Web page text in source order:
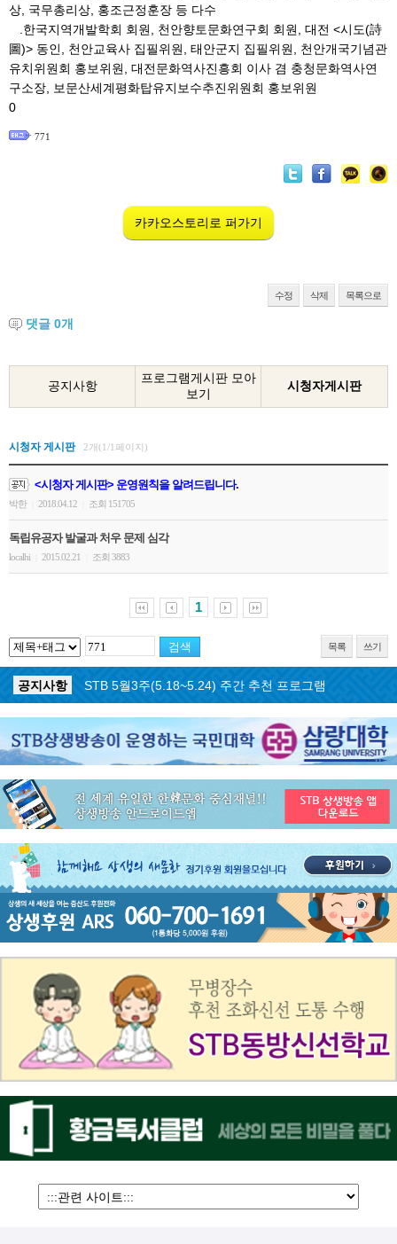
상, 국무총리상, 홍조근정훈장 등 다수
.한국지역개발학회 회원, 천안향토문화연구회 회원, 대전 <시도(詩
圖)> 동인, 천안교육사 집필위원, 태안군지 집필위원, 천안개국기념관
유치위원회 홍보위원, 대전문화역사진흥회 이사 겸 충청문화역사연
구소장, 보문산세계평화탑유지보수추진위원회 홍보위원
0
771
카카오스토리로 퍼가기
수정 삭제 목록으로
댓글 0개
공지사항
프로그램게시판 모아
보기
시청자게시판
시청자 게시판 2개(1/1페이지)
<시청자 게시판> 운영원칙을 알려드립니다.
박한 2018.04.12 조회 151705
독립유공자 발굴과 처우 문제 심각
localhi 2015.02.21 조회 3883
1
목록 쓰기
공지사항 ON AIR 서비스 장애 복구 안내
공지사항
STB 5월4주(5.25~5.31) 주간 추천 프로그램
공지사항
STB 5월3주(5.18~5.24) 주간 추천 프로그램
공지사항
STB 4월마지막주(4.27~5.3) 주간 추천 프로그램
STB 4월4주(4.20~4.26) 주간 추천 프로그램
공지사항
STB 4월2주(4.6~4.12) 주간 추천 프로그램
공지사항
STB 4월1주(3.30~4.5) 주간 추천 프로그램
공지사항
STB 3월4주(3.23~3.29) 주간 추천 프로그램